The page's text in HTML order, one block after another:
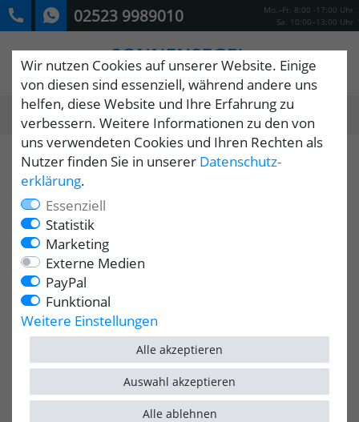
02523 9989010
Mo.–Fr. 8:00 -17:00 Uhr
Sa. 10:00–13:00 Uhr
0
Wir nutzen Cookies auf unserer Website. Einige
von diesen sind essenziell, während andere uns
helfen, diese Website und Ihre Erfahrung zu
verbessern. Weitere Informationen zu den von
uns verwendeten Cookies und Ihren Rechten als
Nutzer finden Sie in unserer Daten­schutz­
erklärung.
Essenziell
Statistik
Marketing
Externe Medien
PayPal
Funktional
Weitere Einstellungen
Alle akzeptieren
Alle ablehnen
Auswahl akzeptieren